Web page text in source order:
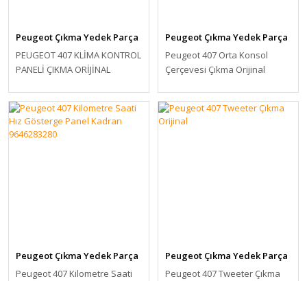
Peugeot Çıkma Yedek Parça
PEUGEOT 407 KLİMA KONTROL
PANELİ ÇIKMA ORİJİNAL
Peugeot Çıkma Yedek Parça
Peugeot 407 Orta Konsol
Çerçevesi Çıkma Orijinal
Peugeot Çıkma Yedek Parça
Peugeot 407 Kilometre Saati
Peugeot Çıkma Yedek Parça
Peugeot 407 Tweeter Çıkma